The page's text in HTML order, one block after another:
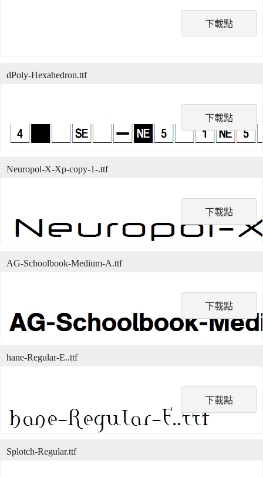
下載點
下載點
dPoly-Hexahedron.ttf
下載點
Neuropol-X-Xp-copy-1-.ttf
下載點
AG-Schoolbook-Medium-A.ttf
下載點
hane-Regular-E..ttf
Splotch-Regular.ttf